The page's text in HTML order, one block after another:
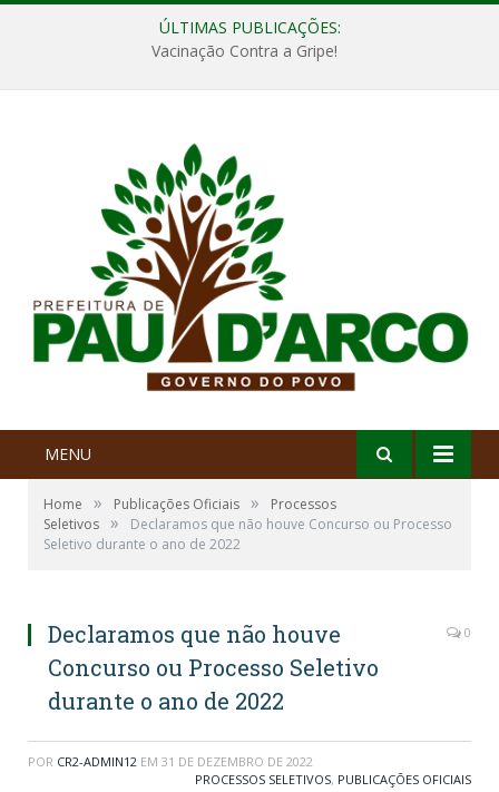
ÚLTIMAS PUBLICAÇÕES:
Vacinação Contra a Gripe!
MENU
Home » Publicações Oficiais »
Processos
Seletivos »
Declaramos que não houve Concurso ou Processo
Seletivo durante o ano de 2022
Declaramos que não houve
Concurso ou Processo Seletivo
durante o ano de 2022
0
POR CR2-ADMIN12 EM 31 DE DEZEMBRO DE 2022
PROCESSOS SELETIVOS, PUBLICAÇÕES OFICIAIS